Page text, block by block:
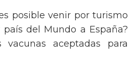
posible venir por turismo
del Mundo a España?
aceptadas para